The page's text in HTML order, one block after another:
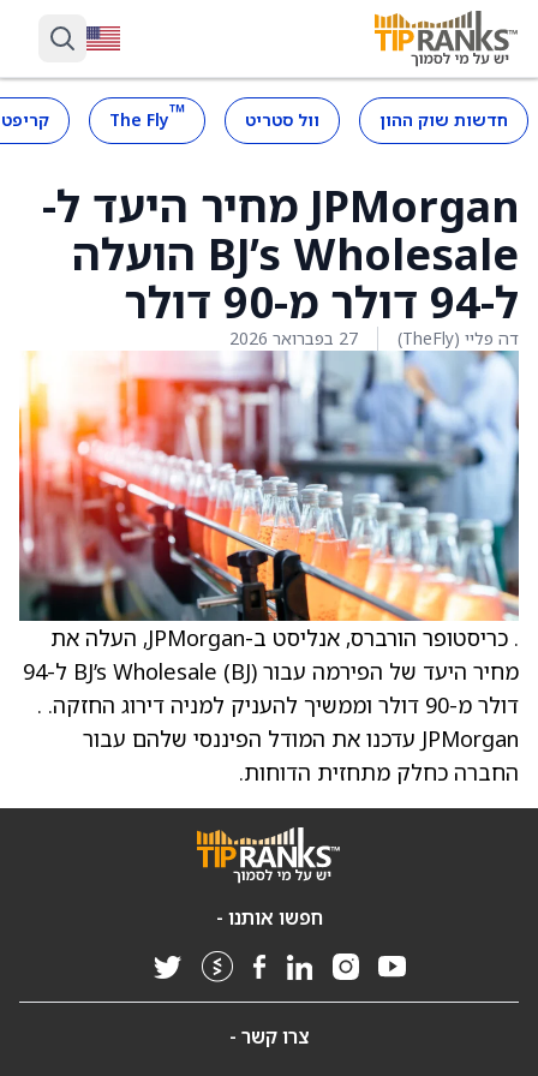
חדשות שוק ההון וול סטריט ™
The Fly
JPMorgan מחיר היעד ל-
BJ’s Wholesale הועלה
ל-94 דולר מ-90 דולר
דה פליי (TheFly) 27 בפברואר 2026
. כריסטופר הורברס, אנליסט ב-JPMorgan, העלה את
מחיר היעד של הפירמה עבור BJ’s Wholesale (BJ) ל-94
דולר מ-90 דולר וממשיך להעניק למניה דירוג החזקה. .
JPMorgan עדכנו את המודל הפיננסי שלהם עבור
החברה כחלק מתחזית הדוחות.
חפשו אותנו -
צרו קשר -